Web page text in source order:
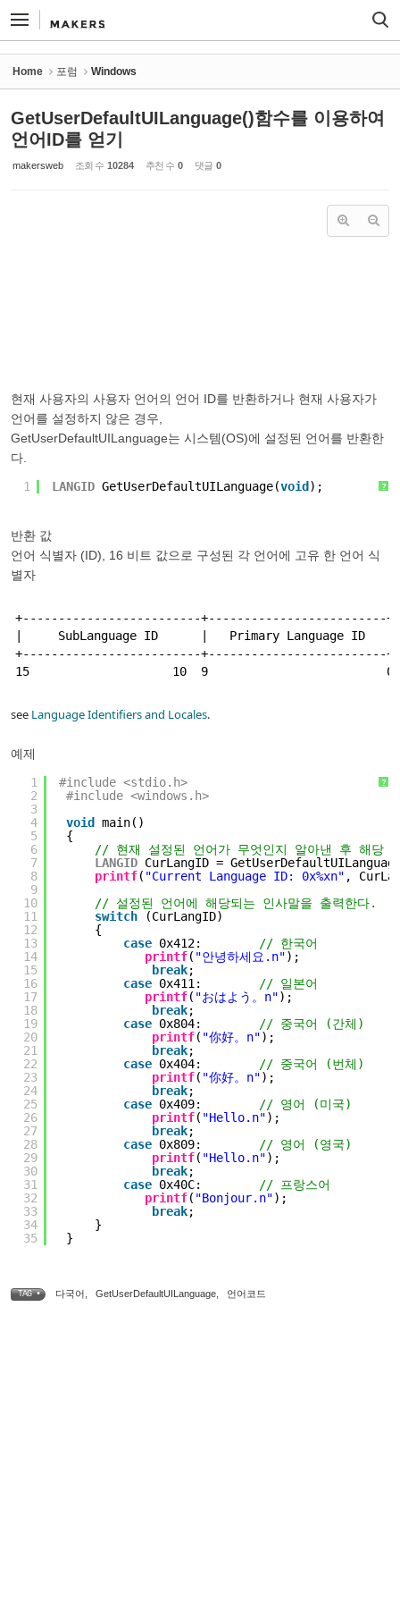
Home 포럼 Windows
GetUserDefaultUILanguage()함수를 이용하여
언어ID를 얻기
makersweb 조회 수 10284 추천 수 0 댓글 0
현재 사용자의 사용자 언어의 언어 ID를 반환하거나 현재 사용자가
언어를 설정하지 않은 경우,
GetUserDefaultUILanguage는 시스템(OS)에 설정된 언어를 반환한
다.
?
1 LANGID GetUserDefaultUILanguage(void );
반환 값
언어 식별자 (ID), 16 비트 값으로 구성된 각 언어에 고유 한 언어 식
별자
+-------------------------+-------------------------+
|     SubLanguage ID      |   Primary Language ID   |
+-------------------------+-------------------------+
see Language Identifiers and Locales.
예제
?
1
2
3
4
5
6
7
8
9
10
11
12
13
14
15
16
17
18
19
20
21
22
23
24
25
26
27
28
29
30
31
32
33
34
35
#include <stdio.h>
#include <windows.h>
void
main()
{
// 현재 설정된 언어가 무엇인지 알아낸 후 해당
LANGID CurLangID =
printf( "Current Language ID: 0x%xn" ,
// 설정된 언어에 해당되는 인사말을 출력한다.
switch
(CurLangID)
{
case 0x412:
// 한국어
printf( "안녕하세요.n");
break;
case 0x411:
// 일본어
printf( "おはよう。n");
break;
case 0x804:
// 중국어 (간체)
printf( "你好。n");
break;
case 0x404:
// 중국어 (번체)
printf( "你好。n");
break;
case 0x409:
// 영어 (미국)
printf( "Hello.n");
break;
case 0x809:
// 영어 (영국)
printf( "Hello.n");
break;
case 0x40C:
// 프랑스어
printf( "Bonjour.n");
break;
}
}
TAG • 다국어 GetUserDefaultUILanguage 언어코드